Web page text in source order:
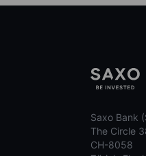
Saxo Bank
The Circle
CH-8058